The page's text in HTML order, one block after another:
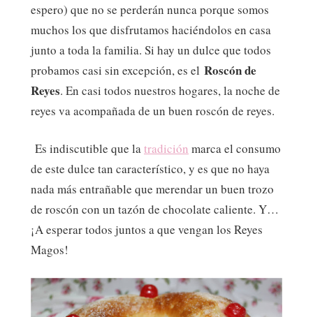
espero) que no se perderán nunca porque somos
muchos los que disfrutamos haciéndolos en casa
junto a toda la familia. Si hay un dulce que todos
probamos casi sin excepción, es el Roscón de
Reyes. En casi todos nuestros hogares, la noche de
reyes va acompañada de un buen roscón de reyes.
Es indiscutible que latradición marca el consumo
de este dulce tan característico, y es que no haya
nada más entrañable que merendar un buen trozo
de roscón con un tazón de chocolate caliente. Y…
¡A esperar todos juntos a que vengan los Reyes
Magos!